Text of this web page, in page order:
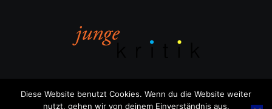
Diese Website benutzt Cookies. Wenn du die Website weiter
nutzt, gehen wir von deinem Einverständnis aus.